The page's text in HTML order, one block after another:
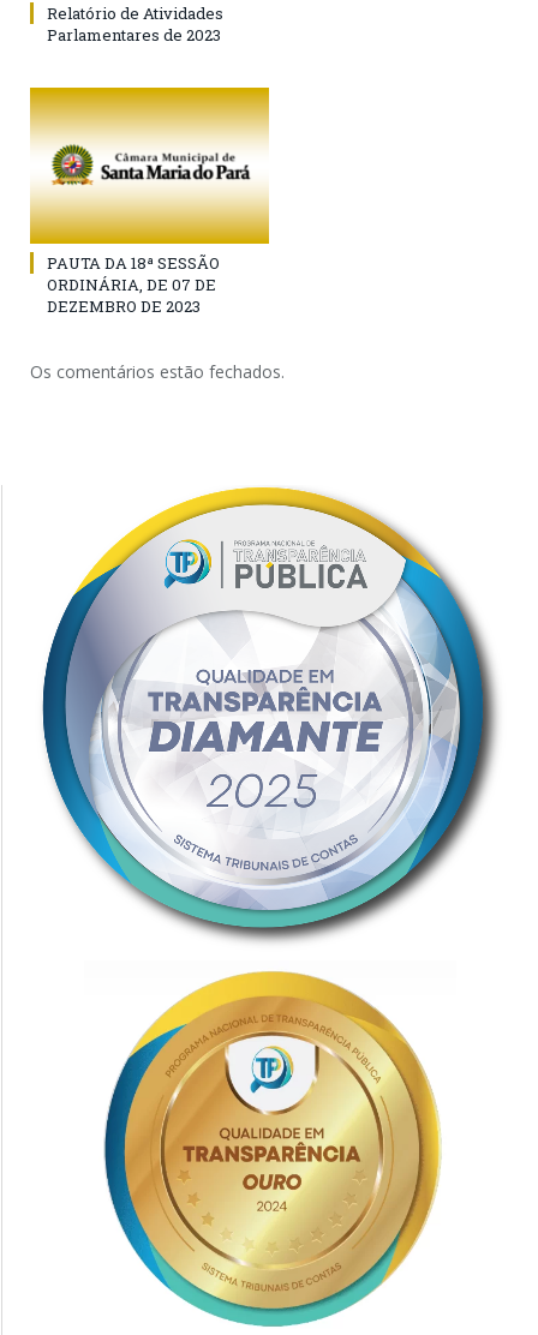
Relatório de Atividades
Parlamentares de 2023
PAUTA DA 18ª SESSÃO
ORDINÁRIA, DE 07 DE
DEZEMBRO DE 2023
Os comentários estão fechados.